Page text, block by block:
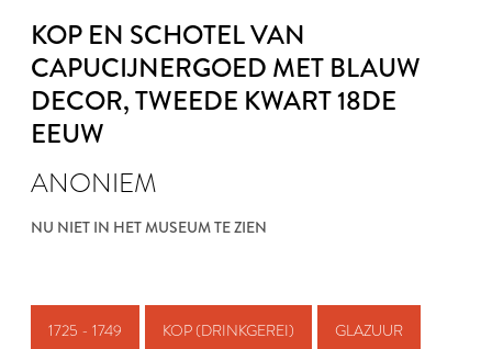
KOP EN SCHOTEL VAN
CAPUCIJNERGOED MET BLAUW
DECOR, TWEEDE KWART 18DE
EEUW
ANONIEM
NU NIET IN HET MUSEUM TE ZIEN
1725 - 1749 KOP (DRINKGEREI) GLAZUUR